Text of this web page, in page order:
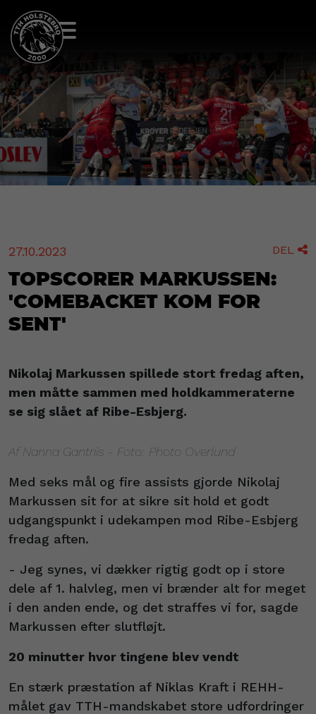
27.10.2023 DEL 
Topscorer Markussen:
'Comebacket kom for
sent'
Nikolaj Markussen spillede stort fredag aften,
men måtte sammen med holdkammeraterne
se sig slået af Ribe-Esbjerg.
Af Nanna Gantriis - Foto: Photo Overlund
Med seks mål og fire assists gjorde Nikolaj
Markussen sit for at sikre sit hold et godt
udgangspunkt i udekampen mod Ribe-Esbjerg
fredag aften.
- Jeg synes, vi dækker rigtig godt op i store
dele af 1. halvleg, men vi brænder alt for meget
i den anden ende, og det straffes vi for, sagde
Markussen efter slutfløjt.
20 minutter hvor tingene blev vendt
En stærk præstation af Niklas Kraft i REHH-
målet gav TTH-mandskabet store udfordringer